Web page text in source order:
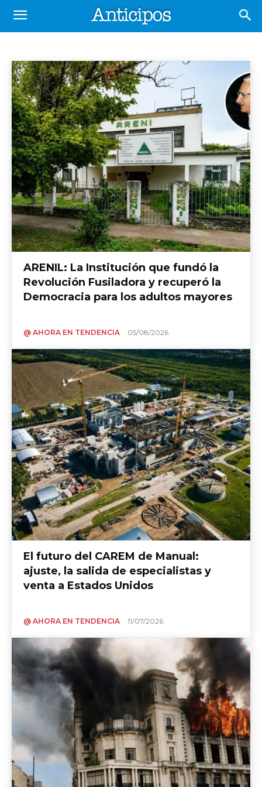
@ AHORA EN TENDENCIA
ARENIL: La Institución que fundó la
Revolución Fusiladora y recuperó la
Democracia para los adultos mayores
@ AHORA EN TENDENCIA 05/08/2026
El futuro del CAREM de Manual:
ajuste, la salida de especialistas y
venta a Estados Unidos
@ AHORA EN TENDENCIA 11/07/2026